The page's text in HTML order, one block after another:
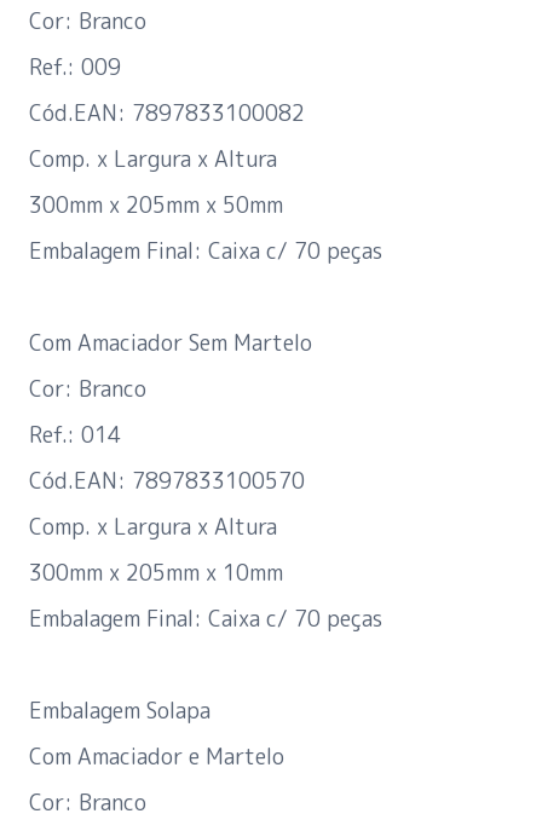
Cor: Branco
Ref.: 009
Cód.EAN: 7897833100082
Comp. x Largura x Altura
300mm x 205mm x 50mm
Embalagem Final: Caixa c/ 70 peças
Com Amaciador Sem Martelo
Cor: Branco
Ref.: 014
Cód.EAN: 7897833100570
Comp. x Largura x Altura
300mm x 205mm x 10mm
Embalagem Final: Caixa c/ 70 peças
Embalagem Solapa
Com Amaciador e Martelo
Cor: Branco